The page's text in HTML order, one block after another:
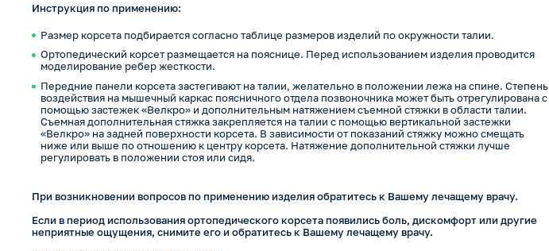
Инструкция по применению:
Размер корсета подбирается согласно таблице размеров изделий по окружности талии.
Ортопедический корсет размещается на пояснице. Перед использованием изделия проводится
моделирование ребер жесткости.
Передние панели корсета застегивают на талии, желательно в положении лежа на спине. Степень
воздействия на мышечный каркас поясничного отдела позвоночника может быть отрегулирована с
помощью застежек «Велкро» и дополнительным натяжением съемной стяжки в области талии.
Съемная дополнительная стяжка закрепляется на талии с помощью вертикальной застежки
«Велкро» на задней поверхности корсета. В зависимости от показаний стяжку можно смещать
ниже или выше по отношению к центру корсета. Натяжение дополнительной стяжки лучше
регулировать в положении стоя или сидя.
При возникновении вопросов по применению изделия обратитесь к Вашему лечащему врачу.
Если в период использования ортопедического корсета появились боль, дискомфорт или другие
неприятные ощущения, снимите его и обратитесь к Вашему лечащему врачу.